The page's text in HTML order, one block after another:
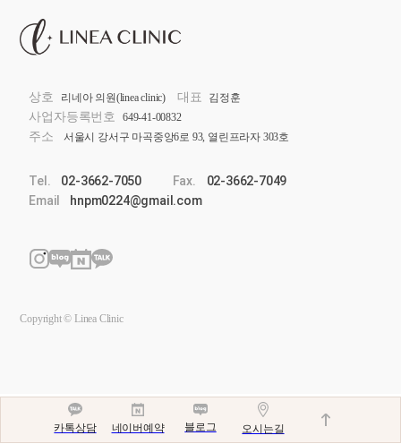
카톡상담 네이버예약 블로그 오시는길
상호 리네아 의원(linea clinic) 대표 김정훈
사업자등록번호 649-41-00832
주소 서울시 강서구 마곡중앙6로 93, 열린프라자 303호
Tel. 02-3662-7050 Fax.
02-3662-7049
Email
hnpm0224@gmail.com
Copyright © Linea Clinic